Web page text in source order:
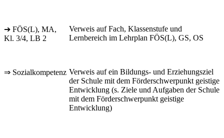
➔ FÖS(L), MA,
Kl. 3/4, LB 2
Verweis auf Fach, Klassenstufe und
Lernbereich im Lehrplan FÖS(L), GS, OS
⇒ Sozialkompetenz Verweis auf ein Bildungs- und Erziehungsziel
der Schule mit dem Förderschwerpunkt geistige
Entwicklung (s. Ziele und Aufgaben der Schule
mit dem Förderschwerpunkt geistige
Entwicklung)